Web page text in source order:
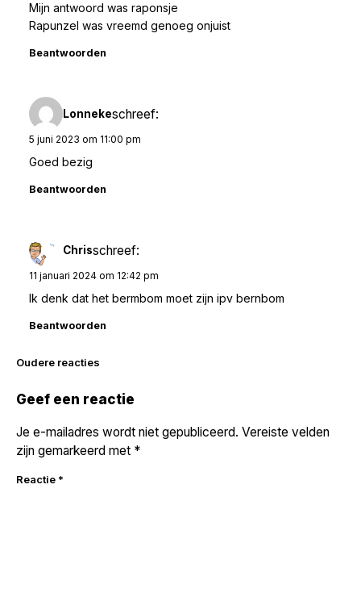
Mijn antwoord was raponsje
Rapunzel was vreemd genoeg onjuist
Beantwoorden
Lonnekeschreef:
5 juni 2023 om 11:00 pm
Goed bezig
Beantwoorden
Chrisschreef:
11 januari 2024 om 12:42 pm
Ik denk dat het bermbom moet zijn ipv bernbom
Beantwoorden
Reacties
navigatie
Oudere reacties
Geef een reactie
Je e-mailadres wordt niet gepubliceerd. Vereiste velden
zijn gemarkeerd met *
Reactie *